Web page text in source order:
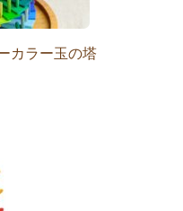
カラー玉の塔